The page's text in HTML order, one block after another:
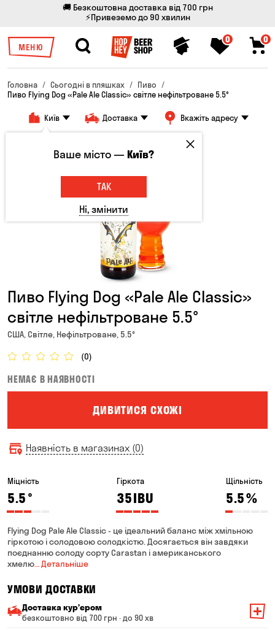
🚚 Безкоштовна доставка від 700 грн
⚡Привеземо до 90 хвилин
МЕНЮ
0 0
Головна Сьогодні в пляшках
Пиво
Пиво Flying Dog «Pale Ale Classic» світле нефільтроване 5.5°
Київ Доставка Вкажіть адресу
Пиво Flying Dog «Pale Ale Classic»
світле нефільтроване 5.5°
США, Світле, Нефільтроване, 5.5°
(0)
НЕМАЄ В НАЯВНОСТІ
ДИВИТИСЯ СХОЖІ
Наявність в магазинах (0)
Міцність
5.5°
Гіркота
35IBU
Щільність
5.5%
Flying Dog Pale Ale Classic - це ідеальний баланс між хмільною
гіркотою і солодовою солодкістю. Досягається він завдяки
поєднанню солоду сорту Carastan і американського
хмелю… Детальніше
УМОВИ ДОСТАВКИ
Доставка курʼєром
безкоштовно від 700 грн · до 90 хв
Ваше місто —Київ?
ТАК
Ні, змінити